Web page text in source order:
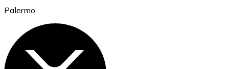
Ethereum
Palermo